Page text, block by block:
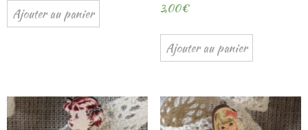
Ajouter au panier 3,00€
Ajouter au panier